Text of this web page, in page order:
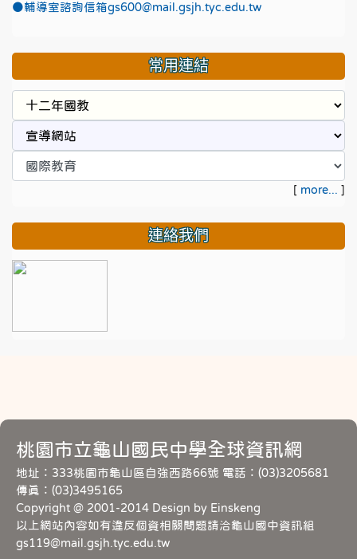
●輔導室諮詢信箱gs600@mail.gsjh.tyc.edu.tw
常用連結
[ more... ]
連絡我們
桃園市立龜山國民中學全球資訊網
地址：333桃園市龜山區自強西路66號 電話：(03)3205681
傳真：(03)3495165
Copyright @ 2001-2014 Design by Einskeng
以上網站內容如有違反個資相關問題請洽龜山國中資訊組
gs119@mail.gsjh.tyc.edu.tw